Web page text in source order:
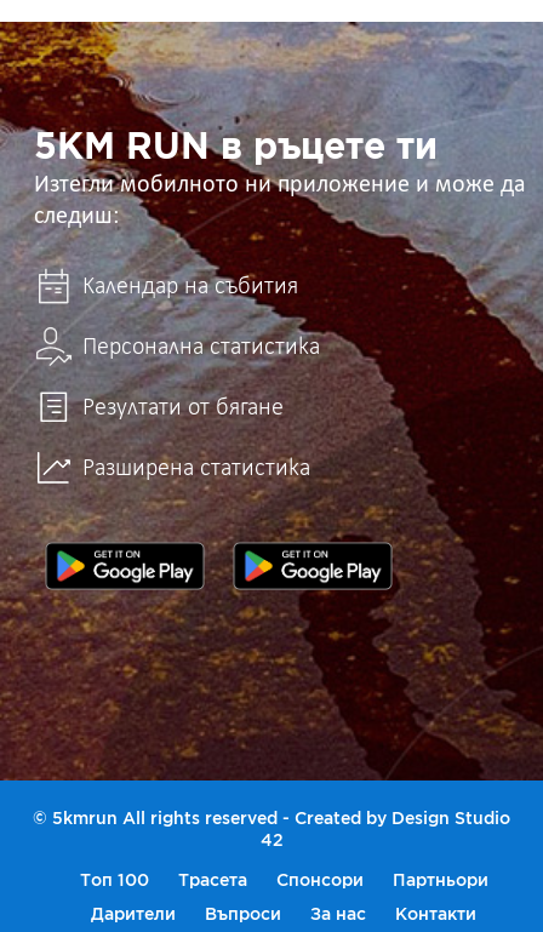
5KM
RUN
в
ръцете
ти 5KM RUN в ръцете ти
Изтегли мобилното ни приложение и може да
следиш:
Календар на събития
Персонална статистика
Резултати от бягане
Разширена статистика
© 5kmrun All rights reserved - Created by Design Studio
42
Топ 100 Трасета Спонсори
Партньори
Дарители
Въпроси За нас Контакти